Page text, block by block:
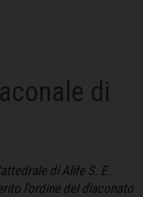
di
di Alife S. E.
l'ordine del diaconato